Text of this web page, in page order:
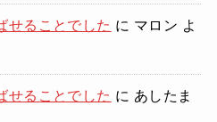
せることでした に マロン よ
せることでした に あしたま